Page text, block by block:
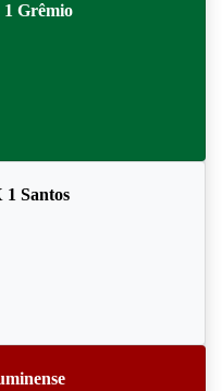
Grêmio
1 Santos